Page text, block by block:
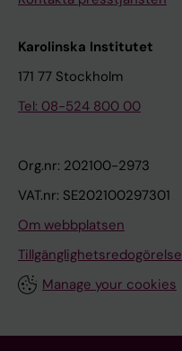
Karolinska Institutet
171 77 Stockholm
Tel: 08-524 800 00
Org.nr: 202100-2973
VAT.nr: SE202100297301
Om webbplatsen
Tillgänglighetsredogörelse
Manage your cookies